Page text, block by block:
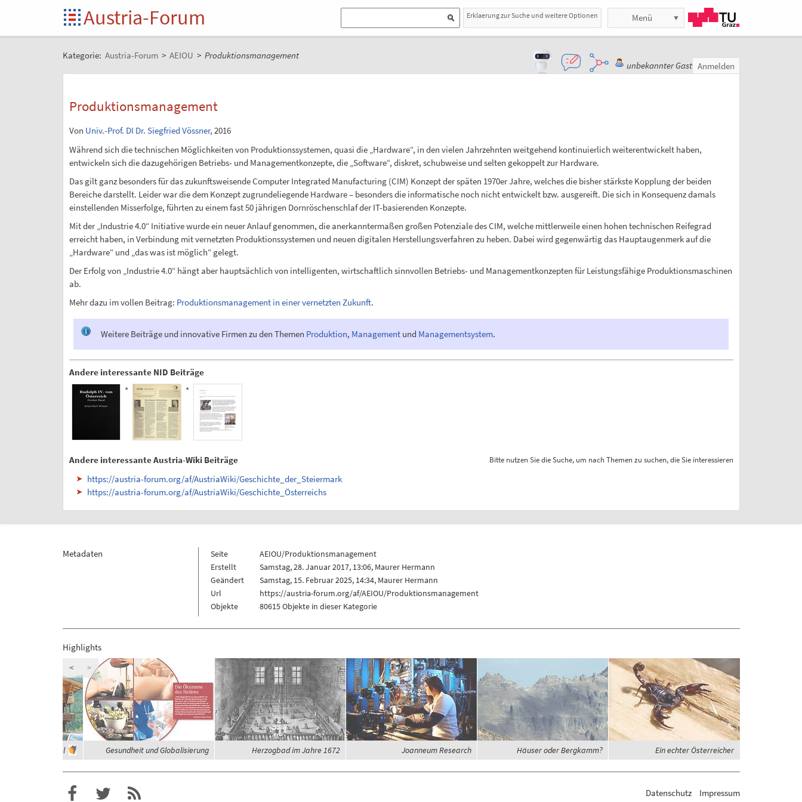
Austria-Forum Erklaerung zur Suche und weitere Optionen Menü
Kategorie: Austria-Forum > AEIOU > Produktionsmanagement
unbekannter Gast Anmelden
Produktionsmanagement
Von Univ.-Prof. DI Dr. Siegfried Vössner, 2016
Während sich die technischen Möglichkeiten von Produktionssystemen, quasi die „Hardware“, in den vielen Jahrzehnten weitgehend kontinuierlich weiterentwickelt haben,
entwickeln sich die dazugehörigen Betriebs- und Managementkonzepte, die „Software“, diskret, schubweise und selten gekoppelt zur Hardware.
Das gilt ganz besonders für das zukunftsweisende Computer Integrated Manufacturing (CIM) Konzept der späten 1970er Jahre, welches die bisher stärkste Kopplung der beiden
Bereiche darstellt. Leider war die dem Konzept zugrundeliegende Hardware – besonders die informatische noch nicht entwickelt bzw. ausgereift. Die sich in Konsequenz damals
einstellenden Misserfolge, führten zu einem fast 50 jährigen Dornröschenschlaf der IT-basierenden Konzepte.
Mit der „Industrie 4.0“ Initiative wurde ein neuer Anlauf genommen, die anerkanntermaßen großen Potenziale des CIM, welche mittlerweile einen hohen technischen Reifegrad
erreicht haben, in Verbindung mit vernetzten Produktionssystemen und neuen digitalen Herstellungsverfahren zu heben. Dabei wird gegenwärtig das Hauptaugenmerk auf die
„Hardware“ und „das was ist möglich“ gelegt.
Der Erfolg von „Industrie 4.0“ hängt aber hauptsächlich von intelligenten, wirtschaftlich sinnvollen Betriebs- und Managementkonzepten für Leistungsfähige Produktionsmaschinen
ab.
Mehr dazu im vollen Beitrag: Produktionsmanagement in einer vernetzten Zukunft.
Weitere Beiträge und innovative Firmen zu den Themen Produktion, Management und Managementsystem.
Andere interessante NID Beiträge
*
*
Bitte nutzen Sie die Suche, um nach Themen zu suchen, die Sie interessieren
Andere interessante Austria-Wiki Beiträge
https://austria-forum.org/af/AustriaWiki/Geschichte_der_Steiermark
https://austria-forum.org/af/AustriaWiki/Geschichte_Österreichs
Metadaten Seite
AEIOU/Produktionsmanagement
Erstellt
Samstag, 28. Januar 2017, 13:06, Maurer Hermann
Geändert
Samstag, 15. Februar 2025, 14:34, Maurer Hermann
Url
https://austria-forum.org/af/AEIOU/Produktionsmanagement
Objekte
80615 Objekte in dieser Kategorie
Highlights
im Zillertal Gesundheit und Globalisierung Herzogbad im Jahre 1672 Joanneum Research Häuser oder Bergkamm? Ein echter Österreicher
< >
Datenschutz Impressum